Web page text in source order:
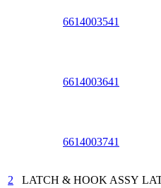
6614003541
6614003641
6614003741
2
LATCH & HOOK ASSY